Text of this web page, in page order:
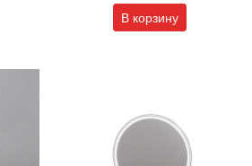
В корзину